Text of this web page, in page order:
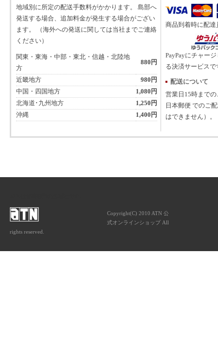
地域別に所定の配送手数料がかかります。 島部へ
発送する場合、追加料金が発生する場合がござい
ます。 （海外への発送に関しては当社までご連絡
ください）
関東・東海・中部・東北・信越・北陸地
方
880円
近畿地方
980円
中国・四国地方
1,080円
北海道･九州地方
1,250円
沖縄
1,400円
商品到着時に配
PayPayにチャー
る決済サービスで
配送について
営業日15時まで
日本郵便 でのご
はできません）。
Copyright(C) 2010 ATN 公
式オンラインショップ All
rights reserved.